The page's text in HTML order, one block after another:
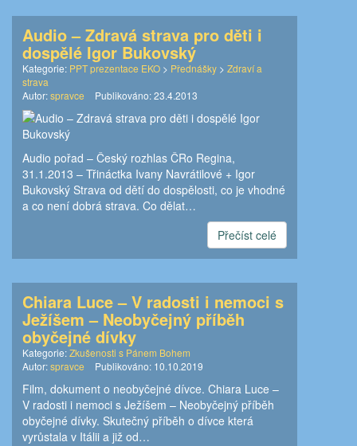
Audio – Zdravá strava pro děti i
dospělé Igor Bukovský
Kategorie: PPT prezentace EKO > Přednášky > Zdraví a
strava
Autor:spravce Publikováno:23.4.2013
Audio pořad – Český rozhlas ČRo Regina,
31.1.2013 – Třináctka Ivany Navrátilové + Igor
Bukovský Strava od dětí do dospělosti, co je vhodné
a co není dobrá strava. Co dělat…
Přečíst celé
Chiara Luce – V radosti i nemoci s
Ježíšem – Neobyčejný příběh
obyčejné dívky
Kategorie:Zkušenosti s Pánem Bohem
Autor:spravce Publikováno: 10.10.2019
Film, dokument o neobyčejné dívce. Chiara Luce –
V radosti i nemoci s Ježíšem – Neobyčejný příběh
obyčejné dívky. Skutečný příběh o dívce která
vyrůstala v Itálii a již od…